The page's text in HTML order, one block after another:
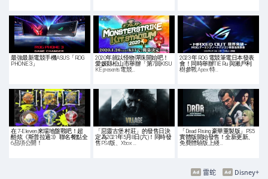
最強最新電競手機ASUS「ROG
PHONE 3」
2020年就以怪物彈珠開始吧！
愛媛縣松山市舉辦「第7回KISU
KE presents 電競…
2023 年 ROG 電競筆電日本發表
會！同時舉辦TIE Ru 與瀨戶利
樹參戰 Apex 特…
在 7-Eleven 來場地盤戰吧！超
酷炫《斯普拉遁3》聯名餐點全
6品項公開！
「惡靈古堡 村莊」的發售日決
定為2021年5月8日(六)！同時發
售PS4版、Xbox …
「Dead Rising 豪華重製版」PS5
實體版開始發售！全新更新、
免費體驗版上綫…
Disney+
雷蛇